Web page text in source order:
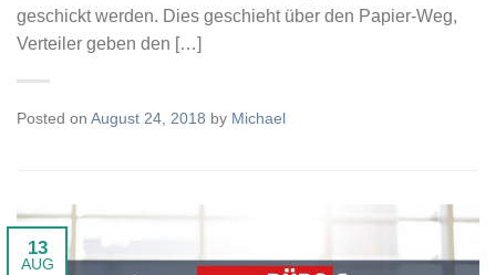
geschickt werden. Dies geschieht über den Papier-Weg,
Verteiler geben den […]
Posted on August 24, 2018 by Michael
13
AUG